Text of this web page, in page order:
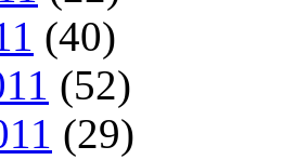
(40)
(52)
(29)